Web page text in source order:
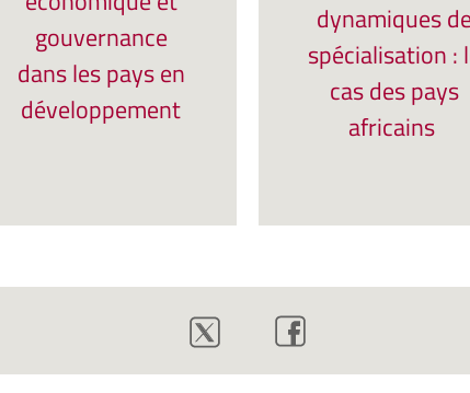
gouvernance
dans les pays en
développement
dynamiques de
spécialisation :
cas des pays
africains